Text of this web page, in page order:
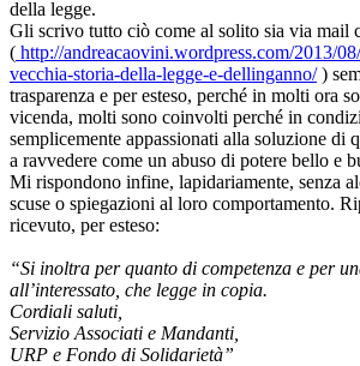
della legge.
Gli scrivo tutto ciò come al solito sia via mail
( http://andreacaovini.wordpress.com/2013/
vecchia-storia-della-legge-e-dellinganno/)
trasparenza e per esteso, perché in molti ora
vicenda, molti sono coinvolti perché in
semplicemente appassionati alla soluzione di
a ravvedere come un abuso di potere bello e
Mi rispondono infine, lapidariamente, senza
scuse o spiegazioni al loro comportamento.
ricevuto, per esteso:
“Si inoltra per quanto di competenza e per
all’interessato, che legge in copia.
Cordiali saluti,
Servizio Associati e Mandanti,
URP e Fondo di Solidarietà”